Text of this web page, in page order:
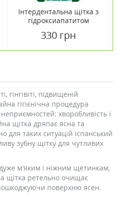
Інтердентальна щітка з
гідроксиапатитом
розмір, діаметр 0,82 мм
330 грн
гінгівіті, підвищеній
гігієнічна процедура
хворобливість і
щітка дряпає ясна та
для таких ситуацій іспанський
зубну щітку для чутливих
дуже м'яким і ніжним щетинкам,
щітка ретельно очищає
поверхню ясен.